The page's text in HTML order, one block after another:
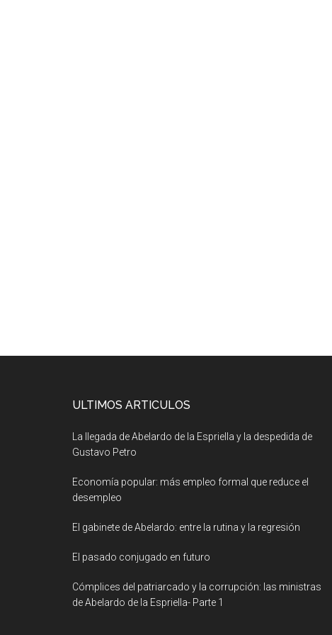
ULTIMOS ARTICULOS
La llegada de Abelardo de la Espriella y la despedida de
Gustavo Petro
Economía popular: más empleo formal que reduce el
desempleo
El gabinete de Abelardo: entre la rutina y la regresión
El pasado conjugado en futuro
Cómplices del patriarcado y la corrupción: las ministras
de Abelardo de la Espriella- Parte 1